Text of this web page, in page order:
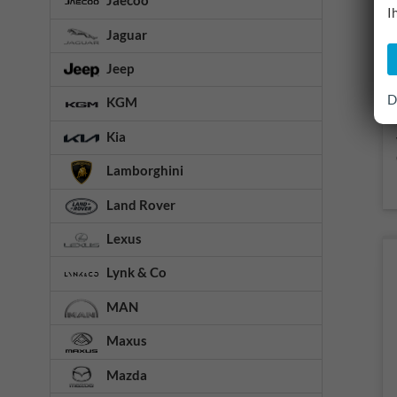
Jaguar
Jeep
KGM
Kia
Lamborghini
Land Rover
Lexus
Lynk & Co
MAN
Maxus
Mazda